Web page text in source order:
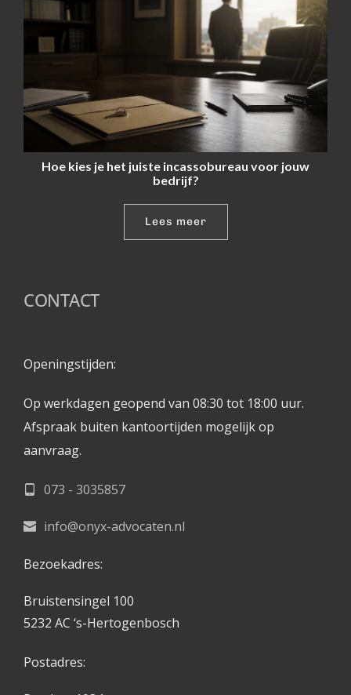
Hoe kies je het juiste incassobureau voor jouw
bedrijf?
Lees meer
CONTACT
Openingstijden:
Op werkdagen geopend van 08:30 tot 18:00 uur.
Afspraak buiten kantoortijden mogelijk op
aanvraag.
073 - 3035857
info@onyx-advocaten.nl
Bezoekadres:
Bruistensingel 100
5232 AC ‘s-Hertogenbosch
Postadres: